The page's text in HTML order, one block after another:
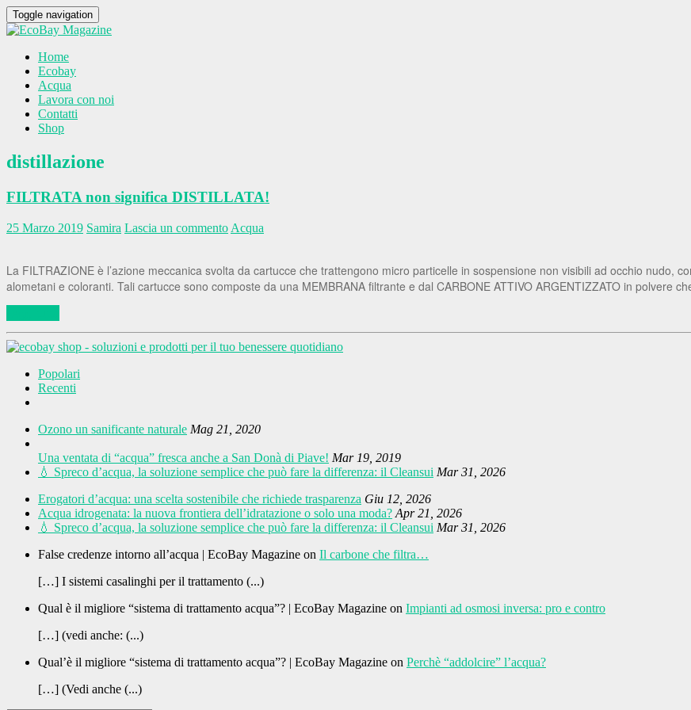
Toggle navigation
Home
Ecobay
Acqua
Lavora con noi
Contatti
Shop
distillazione
FILTRATA non significa DISTILLATA!
25 Marzo 2019 Samira Lascia un commento Acqua
La FILTRAZIONE è l’azione meccanica svolta da cartucce che trattengono micro particelle in sospensione non visibili ad occhio nudo,
alometani e coloranti. Tali cartucce sono composte da una MEMBRANA filtrante e dal CARBONE ATTIVO ARGENTIZZATO in polvere
Popolari
Recenti
Ozono un sanificante naturale Mag 21, 2020
Una ventata di “acqua” fresca anche a San Donà di Piave! Mar 19, 2019
💧 Spreco d’acqua, la soluzione semplice che può fare la differenza: il Cleansui Mar 31, 2026
Erogatori d’acqua: una scelta sostenibile che richiede trasparenza Giu 12, 2026
Acqua idrogenata: la nuova frontiera dell’idratazione o solo una moda? Apr 21, 2026
💧 Spreco d’acqua, la soluzione semplice che può fare la differenza: il Cleansui Mar 31, 2026
False credenze intorno all’acqua | EcoBay Magazine on Il carbone che filtra…
[…] I sistemi casalinghi per il trattamento (...)
Qual è il migliore “sistema di trattamento acqua”? | EcoBay Magazine on Impianti ad osmosi inversa: pro e contro
[…] (vedi anche: (...)
Qual’è il migliore “sistema di trattamento acqua”? | EcoBay Magazine on Perchè “addolcire” l’acqua?
[…] (Vedi anche (...)